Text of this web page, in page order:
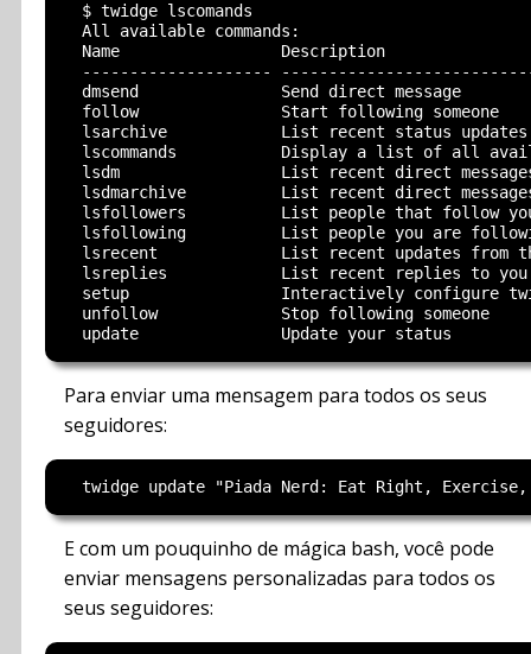
  $ twidge lscomands
  All available commands:
  Name                 Description
--------------------
  dmsend               Send direct message
  follow               Start following someone
lsarchive            List recent status
lscommands           Display a list of all
lsdm                 List recent direct
lsdmarchive          List recent direct
lsfollowers          List people that follow
lsfollowing          List people you are
lsrecent             List recent updates from
  lsreplies            List recent replies to you
setup                Interactively configure
  unfollow             Stop following someone
Para enviar uma mensagem para todos os seus
seguidores:
E com um pouquinho de mágica bash, você pode
enviar mensagens personalizadas para todos os
seus seguidores: